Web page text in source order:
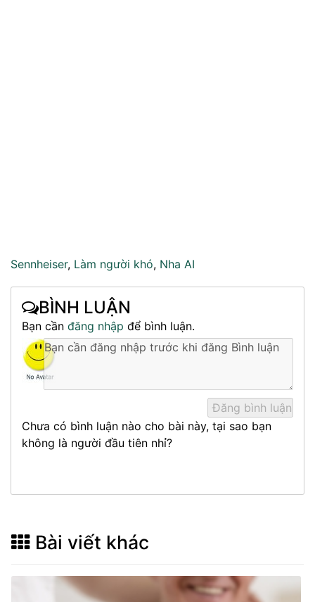
Sennheiser, Làm người khó, Nha AI
BÌNH LUẬN
Bạn cần đăng nhập để bình luận.
Chưa có bình luận nào cho bài này, tại sao bạn
không là người đầu tiên nhỉ?
Bài viết khác